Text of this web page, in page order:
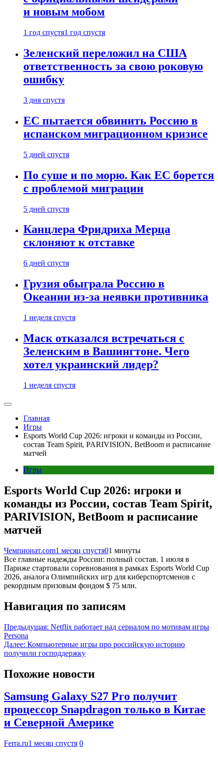
и новым мобом
1 год спустя1 год спустя
Зеленский переложил на США
ответственность за свою роковую
ошибку
3 дня спустя
ЕС пытается обвинить Россию в
испанском миграционном кризисе
5 дней спустя
По суше и по морю. Как ЕС борется
с проблемой миграции
5 дней спустя
Канцлера Фридриха Мерца
склоняют к отставке
6 дней спустя
Грузия обыграла Россию в
Океании из-за неявки противника
1 неделя спустя
Маск отказался встречаться с
Зеленским в Вашингтоне. Чего
хотел украинский лидер?
1 неделя спустя
Главная
Игры
Esports World Cup 2026: игроки и команды из России,
состав Team Spirit, PARIVISION, BetBoom и расписание
матчей
Игры
Esports World Cup 2026: игроки и
команды из России, состав Team Spirit,
PARIVISION, BetBoom и расписание
матчей
Чемпионат.com1 месяц спустя01 минуты
Все главные надежды России: полный состав. 1 июля в
Париже стартовали соревнования в рамках Esports World Cup
2026, аналога Олимпийских игр для киберспортсменов с
рекордным призовым фондом $ 75 млн.
Навигация по записям
Предыдущая: Netflix работает над сериалом по мотивам игры
Persona
Далее: Компьютерные игры про российскую историю
получили господдержку
Похожие новости
Samsung Galaxy S27 Pro получит
процессор Snapdragon только в Китае
и Северной Америке
Ferra.ru1 месяц спустя 0